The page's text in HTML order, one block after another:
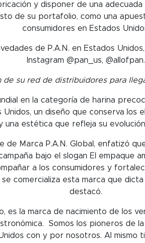
y disponer de una
de su portafolio, como una
consumidores en Estados
de P.A.N. en Estados
Instagram @pan_us, @allofpan.
su red de distribuidores para
en la categoría de harina
un diseño que conserva los
una estética que refleja su
de Marca P.A.N. Global, enfatizó
bajo el slogan El empaque
a los consumidores y
comercializa esta marca que
destacó.
es la marca de nacimiento de los
Somos los pioneros de
con y por nosotros. Al mismo